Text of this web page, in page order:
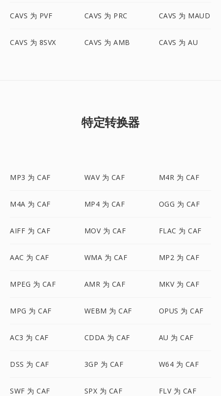
CAVS 为 PVF CAVS 为 PRC CAVS 为 MAUD
CAVS 为 8SVX CAVS 为 AMB CAVS 为 AU
特定转换器
MP3 为 CAF WAV 为 CAF M4R 为 CAF
M4A 为 CAF MP4 为 CAF OGG 为 CAF
AIFF 为 CAF MOV 为 CAF FLAC 为 CAF
AAC 为 CAF WMA 为 CAF MP2 为 CAF
MPEG 为 CAF AMR 为 CAF MKV 为 CAF
MPG 为 CAF WEBM 为 CAF OPUS 为 CAF
AC3 为 CAF CDDA 为 CAF AU 为 CAF
DSS 为 CAF 3GP 为 CAF W64 为 CAF
SWF 为 CAF SPX 为 CAF FLV 为 CAF